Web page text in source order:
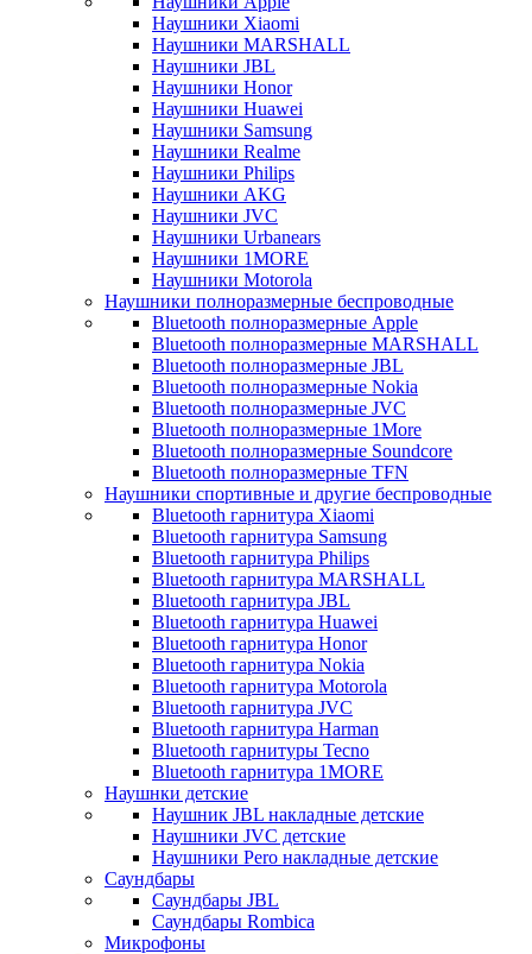
Наушники Xiaomi
Наушники MARSHALL
Наушники JBL
Наушники Honor
Наушники Huawei
Наушники Samsung
Наушники Realme
Наушники Philips
Наушники AKG
Наушники JVC
Наушники Urbanears
Наушники 1MORE
Наушники Motorola
Наушники полноразмерные беспроводные
Bluetooth полноразмерные Apple
Bluetooth полноразмерные MARSHALL
Bluetooth полноразмерные JBL
Bluetooth полноразмерные Nokia
Bluetooth полноразмерные JVC
Bluetooth полноразмерные 1More
Bluetooth полноразмерные Soundcore
Bluetooth полноразмерные TFN
Наушники спортивные и другие беспроводные
Bluetooth гарнитура Xiaomi
Bluetooth гарнитура Samsung
Bluetooth гарнитура Philips
Bluetooth гарнитура MARSHALL
Bluetooth гарнитура JBL
Bluetooth гарнитура Huawei
Bluetooth гарнитура Honor
Bluetooth гарнитура Nokia
Bluetooth гарнитура Motorola
Bluetooth гарнитура JVC
Bluetooth гарнитура Harman
Bluetooth гарнитуры Tecno
Bluetooth гарнитура 1MORE
Наушнки детские
Наушник JBL накладные детские
Наушники JVC детские
Наушники Pero накладные детские
Саундбары
Саундбары JBL
Саундбары Rombica
Микрофоны